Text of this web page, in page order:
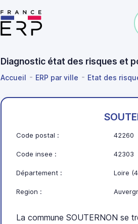
Diagnostic état des risques et
Accueil ERP par ville Etat des
Code postal : 42260
Code insee : 42303
Département : Loire
Region :
La commune SOUTERNON se